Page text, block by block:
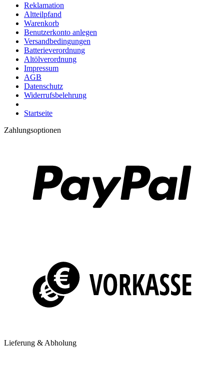
Reklamation
Altteilpfand
Warenkorb
Benutzerkonto anlegen
Versandbedingungen
Batterieverordnung
Altölverordnung
Impressum
AGB
Datenschutz
Widerrufsbelehrung
Startseite
Zahlungsoptionen
Lieferung & Abholung